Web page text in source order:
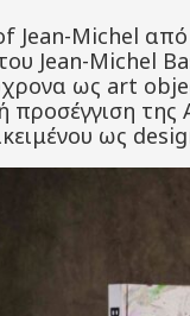
Michel από
του Jean-
ως art
προσέγγιση
ως